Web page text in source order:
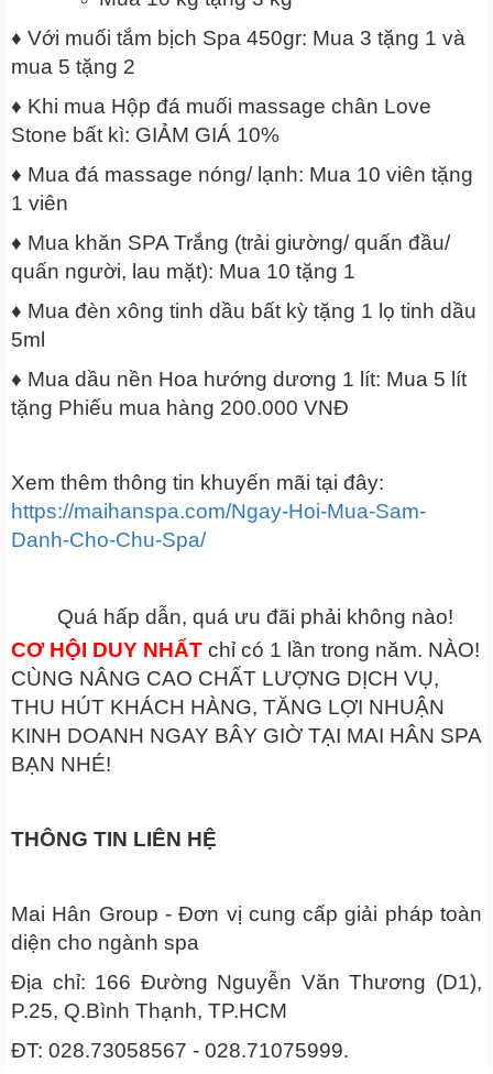
♦ Với muối tắm bịch Spa 450gr: Mua 3 tặng 1 và
mua 5 tặng 2
♦ Khi mua Hộp đá muối massage chân Love
Stone bất kì: GIẢM GIÁ 10%
♦ Mua đá massage nóng/ lạnh: Mua 10 viên tặng
1 viên
♦ Mua khăn SPA Trắng (trải giường/ quấn đầu/
quấn người, lau mặt): Mua 10 tặng 1
♦ Mua đèn xông tinh dầu bất kỳ tặng 1 lọ tinh dầu
5ml
♦ Mua dầu nền Hoa hướng dương 1 lít: Mua 5 lít
tặng Phiếu mua hàng 200.000 VNĐ
Xem thêm thông tin khuyến mãi tại đây:
https://maihanspa.com/Ngay-Hoi-Mua-Sam-
Danh-Cho-Chu-Spa/
Quá hấp dẫn, quá ưu đãi phải không nào!
CƠ HỘI DUY NHẤT chỉ có 1 lần trong năm. NÀO!
CÙNG NÂNG CAO CHẤT LƯỢNG DỊCH VỤ,
THU HÚT KHÁCH HÀNG, TĂNG LỢI NHUẬN
KINH DOANH NGAY BÂY GIỜ TẠI MAI HÂN SPA
BẠN NHÉ!
THÔNG TIN LIÊN HỆ
Mai Hân Group - Đơn vị cung cấp giải pháp toàn
diện cho ngành spa
Địa chỉ: 166 Đường Nguyễn Văn Thương (D1),
P.25, Q.Bình Thạnh, TP.HCM
ĐT: 028.73058567 - 028.71075999.